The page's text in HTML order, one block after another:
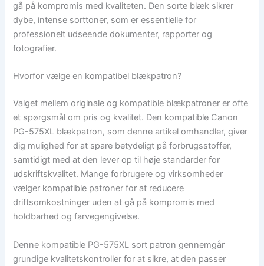
gå på kompromis med kvaliteten. Den sorte blæk sikrer
dybe, intense sorttoner, som er essentielle for
professionelt udseende dokumenter, rapporter og
fotografier.
Hvorfor vælge en kompatibel blækpatron?
Valget mellem originale og kompatible blækpatroner er ofte
et spørgsmål om pris og kvalitet. Den kompatible Canon
PG-575XL blækpatron, som denne artikel omhandler, giver
dig mulighed for at spare betydeligt på forbrugsstoffer,
samtidigt med at den lever op til høje standarder for
udskriftskvalitet. Mange forbrugere og virksomheder
vælger kompatible patroner for at reducere
driftsomkostninger uden at gå på kompromis med
holdbarhed og farvegengivelse.
Denne kompatible PG-575XL sort patron gennemgår
grundige kvalitetskontroller for at sikre, at den passer